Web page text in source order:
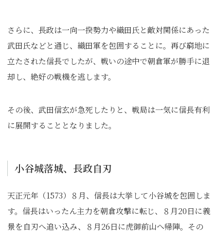
さらに、長政は一向一揆勢力や織田氏と敵対関係にあった
武田氏などと通じ、織田軍を包囲することに。再び窮地に
立たされた信長でしたが、戦いの途中で朝倉軍が勝手に退
却し、絶好の戦機を逃します。
その後、武田信玄が急死したりと、戦局は一気に信長有利
に展開することとなりました。
小谷城落城、長政自刃
天正元年（1573）８月、信長は大挙して小谷城を包囲しま
す。信長はいったん主力を朝倉攻撃に転じ、８月20日に義
景を自刃へ追い込み、８月26日に虎御前山へ帰陣。その